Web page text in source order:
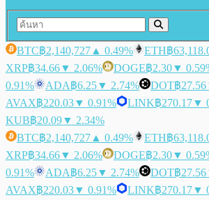
BTC฿2,140,727 ▲ 0.49% ETH฿
XRP฿34.66▼ 2.06% DOGE฿2.30▼
0.91%
ADA฿6.25▼ 2.74% DOT฿27.56
AVAX฿220.03▼ 0.91% LINK฿270.17▼
KUB฿20.09▼ 2.34%
BTC฿2,140,727 ▲ 0.49% ETH฿
XRP฿34.66▼ 2.06% DOGE฿2.30▼
0.91%
ADA฿6.25▼ 2.74% DOT฿27.56
AVAX฿220.03▼ 0.91% LINK฿270.17▼